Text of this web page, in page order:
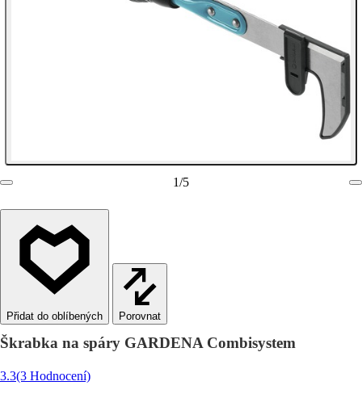
1/5
Porovnat
Škrabka na spáry GARDENA Combisystem
3.3(3 Hodnocení)